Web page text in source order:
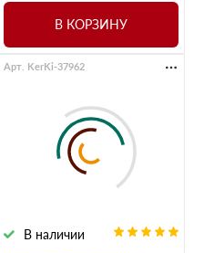
В КОРЗИНУ
В наличии
Арт. KerKi-37962